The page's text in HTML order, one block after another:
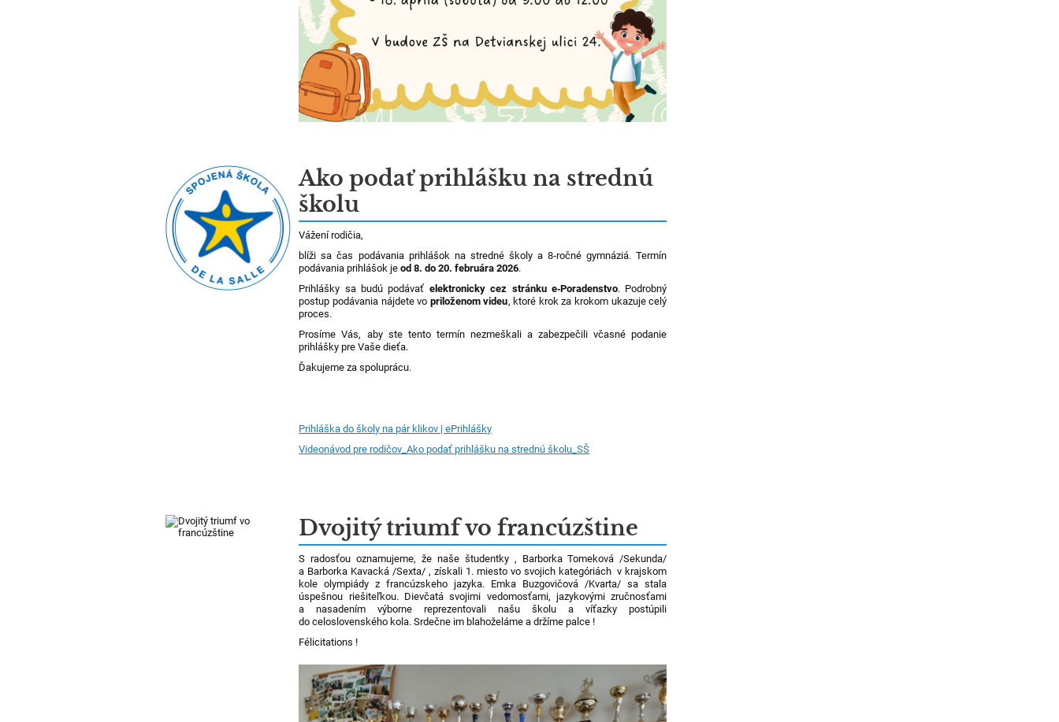
Ako podať prihlášku na strednú
školu
Vážení rodičia,
blíži sa čas podávania prihlášok na stredné školy a 8‑ročné gymnáziá. Termín
podávania prihlášok jeod 8. do 20. februára 2026.
Prihlášky sa budú podávať elektronicky cez stránku e‑Poradenstvo. Podrobný
postup podávania nájdete vo priloženom videu, ktoré krok za krokom ukazuje celý
proces.
Prosíme Vás, aby ste tento termín nezmeškali a zabezpečili včasné podanie
prihlášky pre Vaše dieťa.
Ďakujeme za spoluprácu.
Prihláška do školy na pár klikov | ePrihlášky
Videonávod pre rodičov_Ako podať prihlášku na strednú školu_SŠ
Dvojitý triumf vo francúzštine
S radosťou oznamujeme, že naše študentky , Barborka Tomeková /Sekunda/
a Barborka Kavacká /Sexta/ , získali 1. miesto vo svojich kategóriách v krajskom
kole olympiády z francúzskeho jazyka. Emka Buzgovičová /Kvarta/ sa stala
úspešnou riešiteľkou. Dievčatá svojimi vedomosťami, jazykovými zručnosťami
a nasadením výborne reprezentovali našu školu a víťazky postúpili
do celoslovenského kola. Srdečne im blahoželáme a držíme palce !
Félicitations !